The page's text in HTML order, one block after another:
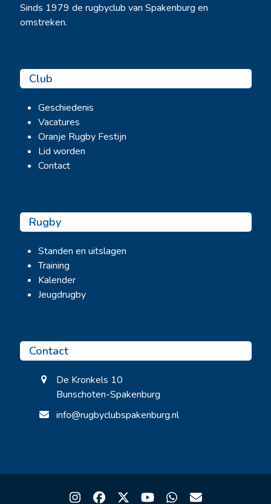
Sinds 1979 de rugbyclub van Spakenburg en
omstreken.
Club
Geschiedenis
Vacatures
Oranje Rugby Festijn
Lid worden
Contact
Rugby
Standen en uitslagen
Training
Kalender
Jeugdrugby
Contact
De Kronkels 10
Bunschoten-Spakenburg
info@rugbyclubspakenburg.nl